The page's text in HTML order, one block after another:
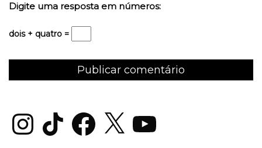
Digite uma resposta em números:
dois + quatro =
InstagramTikTok Facebook
X YouTube